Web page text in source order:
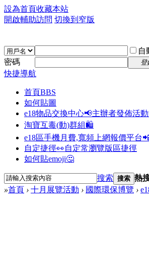
設為首頁收藏本站
開啟輔助訪問 切換到窄版
自
密碼
登
快捷導航
首頁BBS
如何貼圖
e18物品交換中心📢主辦者發佈活
淘寶互毒(動)群組🛍️
e18區手機月費,寬頻上網報價平台
自定捷徑👀自定常瀏覽版區捷徑
如何貼emoji🤔
搜索 搜索 熱
»首頁 › 十月展覽活動 › 國際環保博覽 ›